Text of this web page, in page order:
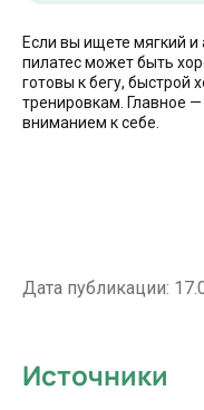
Если вы ищете мягкий
пилатес может быть
готовы к бегу, быстрой
тренировкам. Главное
вниманием к себе.
Дата публикации:
Источники